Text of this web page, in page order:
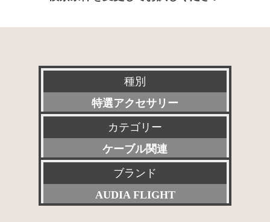
種別
特選アクセサリー
新品
委託販売品
特価品
その他委託販売品
カテゴリー
ケーブル関連
すべて
プリアンプ
ブランド
AUDIA FLIGHT